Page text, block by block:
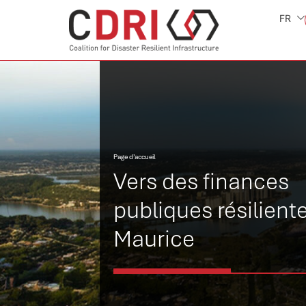
FR
Page d’accueil
Vers des finances
publiques
Maurice